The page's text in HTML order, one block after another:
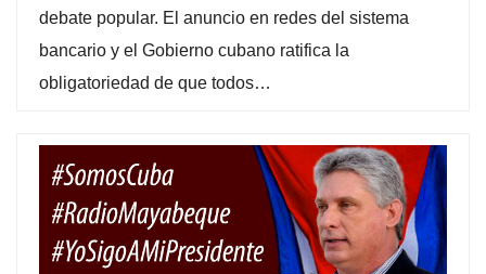
debate popular. El anuncio en redes del sistema
bancario y el Gobierno cubano ratifica la
obligatoriedad de que todos…